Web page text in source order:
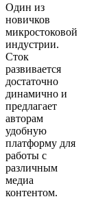
Один из
новичков
микростоковой
индустрии.
Сток
развивается
достаточно
динамично и
предлагает
авторам
удобную
платформу для
работы с
различным
медиа
контентом.